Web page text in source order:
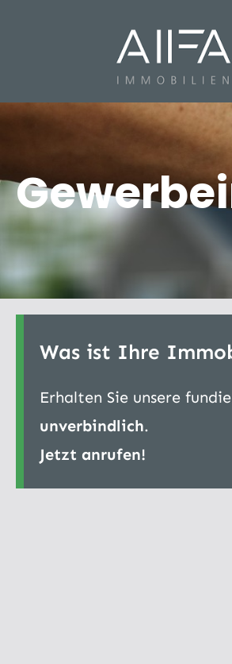
Was ist Ihre
Erhalten Sie unsere
unverbindlich.
Jetzt anrufen!